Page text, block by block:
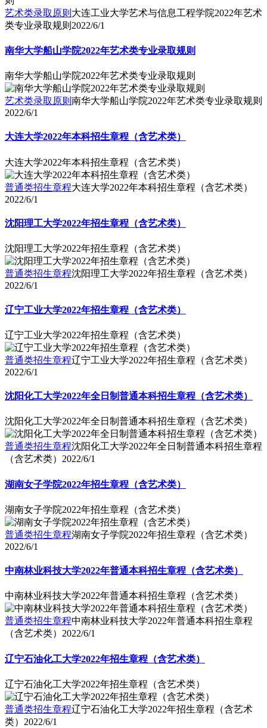
艺术类录取原则 大连工业大学艺术与信息工程学院2022年艺术
类专业录取规则 2022/6/1
南华大学船山学院2022年艺术类专业录取规则
南华大学船山学院2022年艺术类专业录取规则
艺术类录取原则 南华大学船山学院2022年艺术类专业录取规则
2022/6/1
大连大学2022年本科招生章程（含艺术类）
大连大学2022年本科招生章程（含艺术类）
普通类招生章程大连大学2022年本科招生章程（含艺术类）
2022/6/1
沈阳理工大学2022年招生章程（含艺术类）
沈阳理工大学2022年招生章程（含艺术类）
普通类招生章程沈阳理工大学2022年招生章程（含艺术类）
2022/6/1
辽宁工业大学2022年招生章程（含艺术类）
辽宁工业大学2022年招生章程（含艺术类）
普通类招生章程辽宁工业大学2022年招生章程（含艺术类）
2022/6/1
沈阳化工大学2022年全日制普通本科招生章程（含艺术类）
沈阳化工大学2022年全日制普通本科招生章程（含艺术类）
普通类招生章程沈阳化工大学2022年全日制普通本科招生章程
（含艺术类） 2022/6/1
湖南女子学院2022年招生章程（含艺术类）
湖南女子学院2022年招生章程（含艺术类）
普通类招生章程湖南女子学院2022年招生章程（含艺术类）
2022/6/1
中南林业科技大学2022年普通本科招生章程（含艺术类）
中南林业科技大学2022年普通本科招生章程（含艺术类）
普通类招生章程中南林业科技大学2022年普通本科招生章程
（含艺术类） 2022/6/1
辽宁石油化工大学2022年招生章程（含艺术类）
辽宁石油化工大学2022年招生章程（含艺术类）
普通类招生章程辽宁石油化工大学2022年招生章程（含艺术
类） 2022/6/1